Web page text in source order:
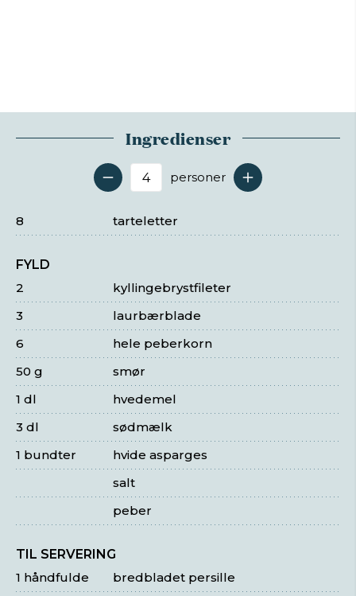
Ingredienser
Antal serveringer
personer
tarteletter
8
FYLD
kyllingebrystfileter
2
laurbærblade
3
hele peberkorn
6
smør
50 g
hvedemel
1 dl
sødmælk
3 dl
hvide asparges
1 bundter
salt
peber
TIL SERVERING
bredbladet persille
1 håndfulde